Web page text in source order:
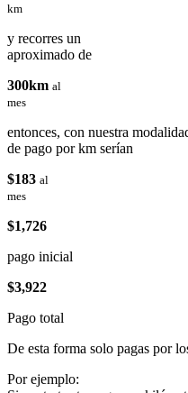
km
y recorres un
aproximado de
300km al
mes
entonces, con nuestra
de pago por km serían
$183 al
mes
$1,726
pago inicial
$3,922
Pago total
De esta forma solo pagas por
Por ejemplo: